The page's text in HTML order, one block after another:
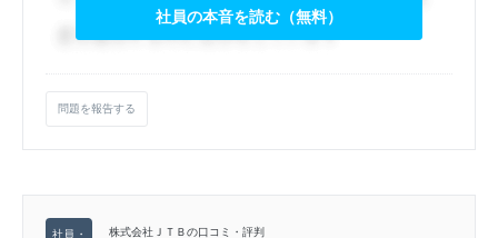
社員の本音を読む（無料）
問題を報告する
株式会社ＪＴＢの口コミ・評判